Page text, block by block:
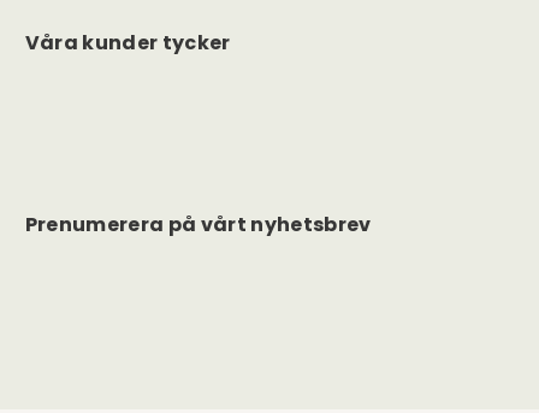
Våra kunder tycker
Prenumerera på vårt nyhetsbrev